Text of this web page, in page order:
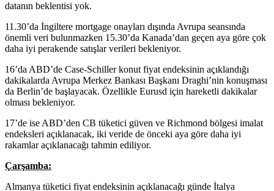
datanın beklentisi yok.
11.30’da İngiltere mortgage onayları dışında Avrupa seansında
önemli veri bulunmazken 15.30’da Kanada’dan geçen aya göre çok
daha iyi perakende satışlar verileri bekleniyor.
16’da ABD’de Case-Schiller konut fiyat endeksinin açıklandığı
dakikalarda Avrupa Merkez Bankası Başkanı Draghi’nin konuşması
da Berlin’de başlayacak. Özellikle Eurusd için hareketli dakikalar
olması bekleniyor.
17’de ise ABD’den CB tüketici güven ve Richmond bölgesi imalat
endeksleri açıklanacak, iki veride de önceki aya göre daha iyi
rakamlar açıklanacağı tahmin ediliyor.
Çarşamba:
Almanya tüketici fiyat endeksinin açıklanacağı günde İtalya